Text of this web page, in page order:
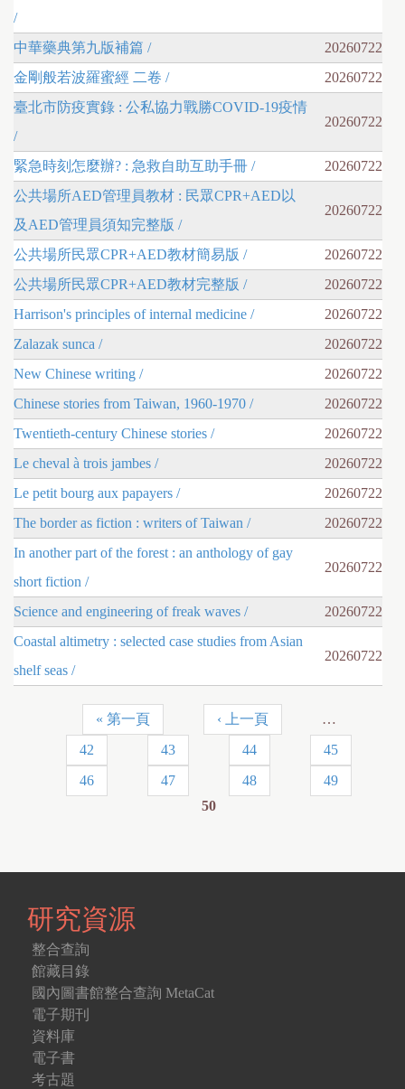
/
中華藥典第九版補篇 /
20260722
金剛般若波羅蜜經 二卷 /
20260722
臺北市防疫實錄 : 公私協力戰勝COVID-19疫情
/
20260722
緊急時刻怎麼辦? : 急救自助互助手冊 /
20260722
公共場所AED管理員教材 : 民眾CPR+AED以
及AED管理員須知完整版 /
20260722
公共場所民眾CPR+AED教材簡易版 /
20260722
公共場所民眾CPR+AED教材完整版 /
20260722
Harrison's principles of internal medicine /
20260722
Zalazak sunca /
20260722
New Chinese writing /
20260722
Chinese stories from Taiwan, 1960-1970 /
20260722
Twentieth-century Chinese stories /
20260722
Le cheval à trois jambes /
20260722
Le petit bourg aux papayers /
20260722
The border as fiction : writers of Taiwan /
20260722
In another part of the forest : an anthology of gay
short fiction /
20260722
Science and engineering of freak waves /
20260722
Coastal altimetry : selected case studies from Asian
shelf seas /
20260722
« 第一頁 ‹ 上一頁
…
42
43 44
45
46
47 48
49
50
研究資源
整合查詢
館藏目錄
國內圖書館整合查詢 MetaCat
電子期刊
資料庫
電子書
考古題